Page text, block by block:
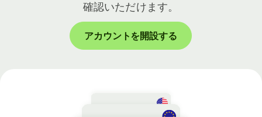
確認いただけます。
アカウントを開設する